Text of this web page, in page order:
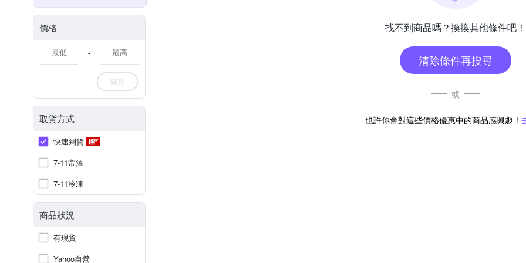
價格
-
確定
取貨方式
快速到貨
7-11常溫
7-11冷凍
商品狀況
有現貨
Yahoo自營
找不到商品嗎？換換其他條件吧！
清除條件再搜尋
或
也許你會對這些價格優惠中的商品感興趣！